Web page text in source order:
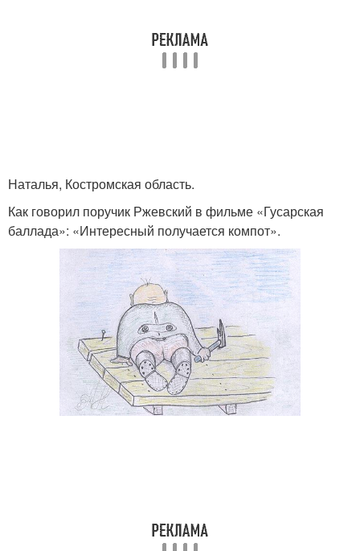
Наталья, Костромская область.
Как говорил поручик Ржевский в фильме «Гусарская
баллада»: «Интересный получается компот».